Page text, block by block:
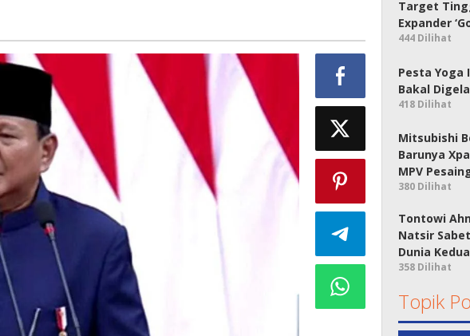
Target
Expander
444 Dilihat
Pesta Yoga
Bakal
418 Dilihat
Mitsubishi
Barunya
MPV
380 Dilihat
Tontowi
Natsir
Dunia Kedua
358 Dilihat
Topik